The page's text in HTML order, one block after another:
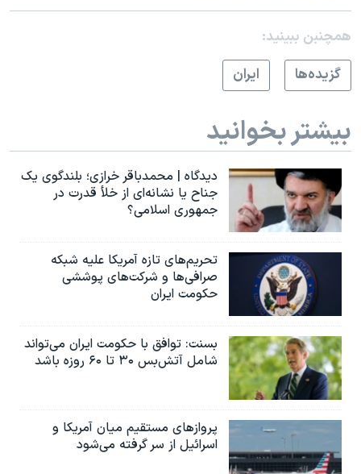
همچنبن ببینید:
گزيده‌ها
ايران
بیشتر بخوانید
دیدگاه | محمدباقر خرازی؛ بلندگوی یک
جناح یا نشانه‌ای از خلأ قدرت در
جمهوری اسلامی؟
تحریم‌های تازه آمریکا علیه شبکه
صرافی‌ها و شرکت‌های پوششی
حکومت ایران
بسنت: توافق با حکومت ایران می‌تواند
شامل آتش‌بس ۳۰ تا ۶۰ روزه باشد
پروازهای مستقیم میان آمریکا و
اسرائیل از سر گرفته می‌شود